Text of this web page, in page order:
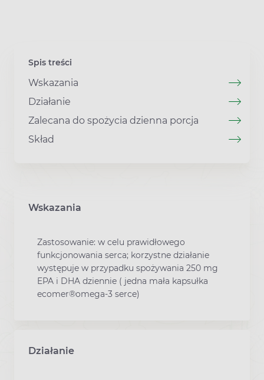
Spis treści
Wskazania
Działanie
Zalecana do spożycia dzienna porcja
Skład
Wskazania
Zastosowanie: w celu prawidłowego
funkcjonowania serca; korzystne działanie
występuje w przypadku spożywania 250 mg
EPA i DHA dziennie ( jedna mała kapsułka
ecomer®omega-3 serce)
Działanie